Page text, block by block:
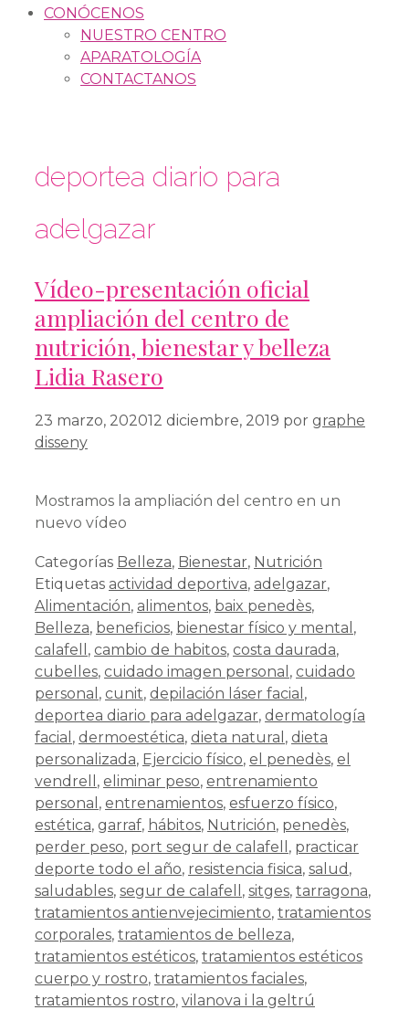
CONÓCENOS
NUESTRO CENTRO
APARATOLOGÍA
CONTACTANOS
deportea diario para
adelgazar
Vídeo-presentación oficial
ampliación del centro de
nutrición, bienestar y belleza
Lidia Rasero
23 marzo, 202012 diciembre, 2019 por graphe
disseny
Mostramos la ampliación del centro en un
nuevo vídeo
Categorías Belleza, Bienestar, Nutrición
Etiquetas actividad deportiva, adelgazar,
Alimentación, alimentos, baix penedès,
Belleza, beneficios, bienestar físico y mental ,
calafell , cambio de habitos, costa daurada,
cubelles, cuidado imagen personal , cuidado
personal , cunit, depilación láser facial ,
deportea diario para adelgazar, dermatología
facial , dermoestética, dieta natural , dieta
personalizada, Ejercicio físico, el penedès, el
vendrell , eliminar peso, entrenamiento
personal , entrenamientos, esfuerzo físico,
estética, garraf, hábitos, Nutrición, penedès,
perder peso, port segur de calafell , practicar
deporte todo el año, resistencia fisica, salud ,
saludables, segur de calafell , sitges, tarragona,
tratamientos antienvejecimiento, tratamientos
corporales, tratamientos de belleza,
tratamientos estéticos, tratamientos estéticos
cuerpo y rostro, tratamientos faciales,
tratamientos rostro, vilanova i la geltrú